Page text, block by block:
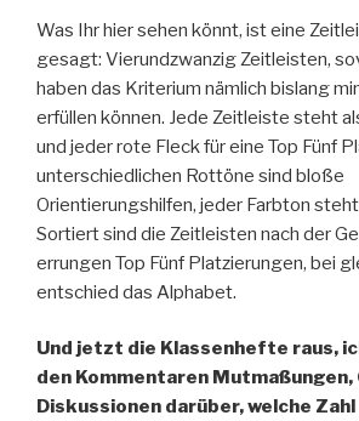
Was Ihr hier sehen könnt, ist eine
gesagt: Vierundzwanzig Zeitleisten,
haben das Kriterium nämlich bislang
erfüllen können. Jede Zeitleiste steht
und jeder rote Fleck für eine Top Fünf
unterschiedlichen Rottöne sind bloße
Orientierungshilfen, jeder Farbton steht
Sortiert sind die Zeitleisten nach der
errungen Top Fünf Platzierungen, bei
entschied das Alphabet.
Und jetzt die Klassenhefte raus,
den Kommentaren
Diskussionen darüber, welche